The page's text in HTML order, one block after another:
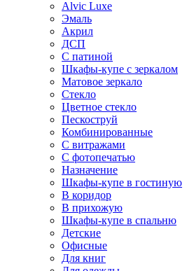
Alvic Luxe
Эмаль
Акрил
ДСП
С патиной
Шкафы-купе с зеркалом
Матовое зеркало
Стекло
Цветное стекло
Пескоструй
Комбинированные
С витражами
С фотопечатью
Назначение
Шкафы-купе в гостиную
В коридор
В прихожую
Шкафы-купе в спальню
Детские
Офисные
Для книг